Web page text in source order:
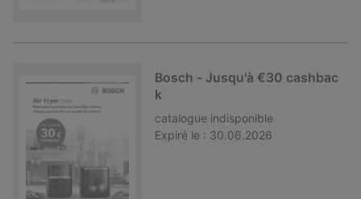
Bosch - Jusqu'à €30 cashbac
k
catalogue indisponible
Expiré le : 30.06.2026